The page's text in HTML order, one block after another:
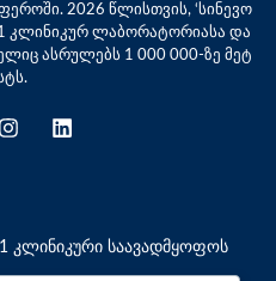
2026 წლისთვის, ‘სინევო
კლინიკურ ლაბორატორიასა და
ასრულებს 1 000 000-ზე მეტ
კლინიკური საავადმყოფოს